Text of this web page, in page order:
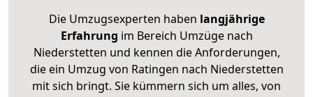
Die Umzugsexperten haben langjährige
Erfahrung im Bereich Umzüge nach
Niederstetten und kennen die Anforderungen,
die ein Umzug von Ratingen nach Niederstetten
mit sich bringt. Sie kümmern sich um alles, von